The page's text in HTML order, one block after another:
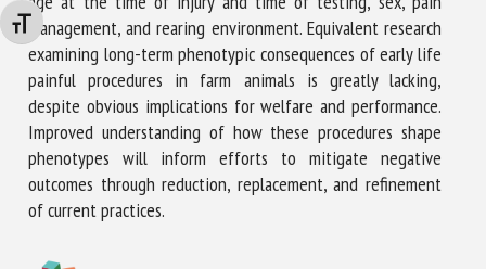
Changer la taille de la police
management, and rearing environment. Equivalent research
examining long-term phenotypic consequences of early life
painful procedures in farm animals is greatly lacking,
despite obvious implications for welfare and performance.
Improved understanding of how these procedures shape
phenotypes will inform efforts to mitigate negative
outcomes through reduction, replacement, and refinement
of current practices.